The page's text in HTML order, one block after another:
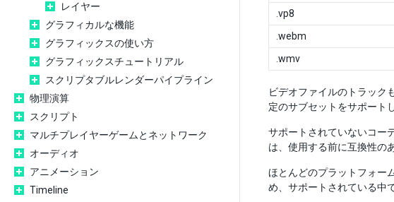
レイヤー
グラフィカルな機能
グラフィックスの使い方
グラフィックスチュートリアル
スクリプタブルレンダーパイプライン
物理演算
スクリプト
マルチプレイヤーゲームとネットワーク
オーディオ
アニメーション
Timeline
.vp8
.webm
.wmv
ビデオファイルのトラック
定のサブセットをサポート
サポートされていないコー
は、使用する前に互換性の
ほとんどのプラットフォー
め、サポートされている中